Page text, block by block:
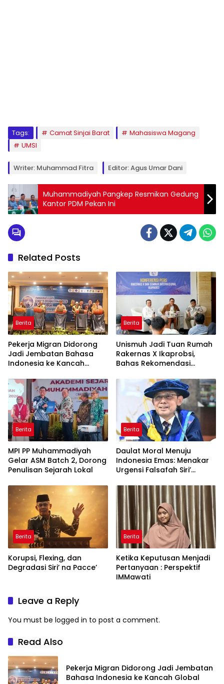
Tags: Camat Sinjai Barat
Mahasiswa Magang
UMSI
Writer: Muhammad Fitra Editor: Agus Umar Dani
Muhammadiyah Pangkep Resmikan Gedung
Kantor PDM Pekan Ini
Related Posts
Berita
Pekerja Migran Didorong
Jadi Jembatan Bahasa
Indonesia ke Kancah
Berita
Unismuh Jadi Tuan Rumah
Rakernas X Ikaprobsi,
Bahas Rekomendasi
Indonesia di Tingkat
Global
Berita
MPI PP Muhammadiyah
Gelar ASM Batch 2, Dorong
Penulisan Sejarah Lokal
Berita
Daulat Moral Menuju
Indonesia Emas: Menakar
Urgensi Falsafah Siri’
Ancaman Kleptokrasi
Berita
Korupsi, Flexing, dan
Degradasi Siri’ na Pacce’
Berita
Ketika Keputusan Menjadi
Pertanyaan : Perspektif
IMMawati
Leave a Reply
You must be logged in to post a comment.
Read Also
Pekerja Migran Didorong Jadi Jembatan
Bahasa Indonesia ke Kancah Global